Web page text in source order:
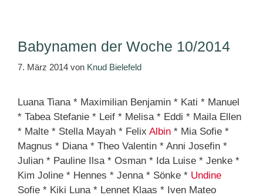
Babynamen der Woche 10/2014
7. März 2014 von Knud Bielefeld
Luana Tiana * Maximilian Benjamin * Kati * Manuel
* Tabea Stefanie * Leif * Melisa * Eddi * Maila Ellen
* Malte * Stella Mayah * Felix Albin * Mia Sofie *
Magnus * Diana * Theo Valentin * Anni Josefin *
Julian * Pauline Ilsa * Osman * Ida Luise * Jenke *
Kim Joline * Hennes * Jenna * Sönke * Undine
Sofie * Kiki Luna * Lennet Klaas * Iven Mateo